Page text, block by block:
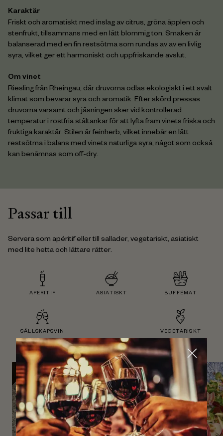
Karaktär
Friskt och aromatiskt med inslag av citrus, gröna äpplen och
stenfrukt, tillsammans med en lätt blommig ton. Smaken är
balanserad med en fin restsötma som rundas av av en livlig
syra, vilket ger ett harmoniskt och uppfriskande avslut.
Om vinet
Riesling från Rheingau, där druvorna odlas ekologiskt i ett svalt
klimat som bevarar syra och aromatik. Efter skörd pressas
druvorna varsamt och jäsningen sker vid kontrollerad
temperatur i rostfria ståltankar för att lyfta fram vinets friska och
fruktiga karaktär. Stilen är feinherb, vilket innebär en lätt
restsötma i balans med vinets naturliga syra, något som också
kan benämnas som off-dry.
Passar till
Servera som apéritif eller till sallader, vegetariskt, asiatiskt
med lite hetta och lättare rätter.
APERITIF ASIATISKT BUFFÉMAT
SÄLLSKAPSVIN VEGETARISKT